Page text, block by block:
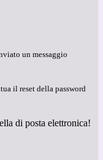
un messaggio
il reset della password
di posta elettronica!